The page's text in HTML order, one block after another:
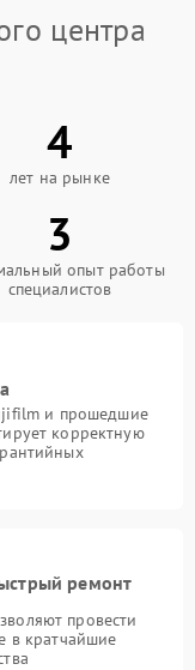
центра
4
лет на рынке
3
опыт работы
специалистов
и прошедшие
корректную
ремонт
провести
в кратчайшие